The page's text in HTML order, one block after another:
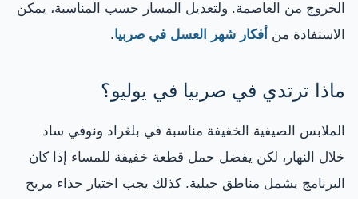
الخروج من العاصمة. ولتعديل المسار حسب المناسبة، يمكن
الاستفادة من أفكار شهر العسل في صربيا.
ماذا ترتدي في صربيا في يوليو؟
الملابس الصيفية الخفيفة مناسبة في بلغراد ونوفي ساد
خلال النهار، لكن يفضل حمل قطعة خفيفة للمساء إذا كان
البرنامج يشمل مناطق جبلية. كذلك يجب اختيار حذاء مريح